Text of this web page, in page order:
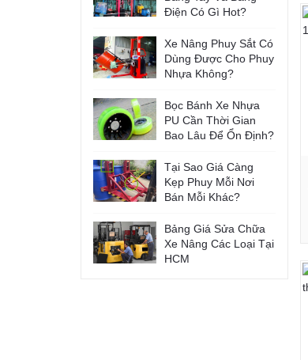
Điện Có Gì Hot?
Xe Nâng Phuy Sắt Có
Dùng Được Cho Phuy
Nhựa Không?
Bọc Bánh Xe Nhựa
PU Cần Thời Gian
Bao Lâu Để Ổn Định?
Tại Sao Giá Càng
Kẹp Phuy Mỗi Nơi
Bán Mỗi Khác?
Bảng Giá Sửa Chữa
Xe Nâng Các Loại Tại
HCM